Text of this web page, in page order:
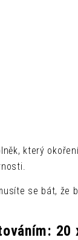
který
se bát, že
20